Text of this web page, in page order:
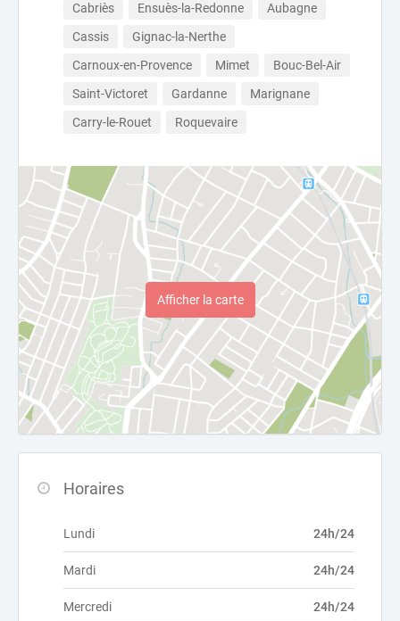
Cabriès
Ensuès-la-Redonne
Aubagne
Cassis
Gignac-la-Nerthe
Carnoux-en-Provence
Mimet
Bouc-Bel-Air
Saint-Victoret
Gardanne
Marignane
Carry-le-Rouet
Roquevaire
Afficher la carte
Horaires
Lundi 24h/24
Mardi 24h/24
Mercredi 24h/24